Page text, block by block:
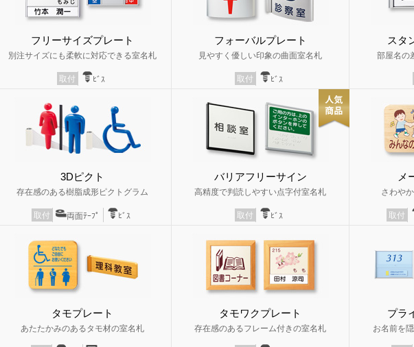
フリーサイズプレート
別注サイズにも柔軟に対応できる室名札
取付 ﾋﾞｽ
フォーバルプレート
見やすく優しい印象の曲面室名札
取付 ﾋﾞｽ
スタ
部屋名の
3Dピクト
存在感のある樹脂成形ピクトグラム
取付 両面ﾃｰﾌﾟ ﾋﾞｽ
バリアフリーサイン
高精度で判読しやすい点字付室名札
取付 ﾋﾞｽ
メ
さわや
取付
タモプレート
あたたかみのあるタモ材の室名札
タモワクプレート
存在感のあるフレーム付きの室名札
プラ
お名前を